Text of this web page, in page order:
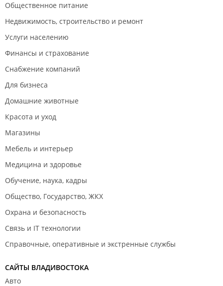
Общественное питание
Недвижимость, строительство и ремонт
Услуги населению
Финансы и страхование
Снабжение компаний
Для бизнеса
Домашние животные
Красота и уход
Магазины
Мебель и интерьер
Медицина и здоровье
Обучение, наука, кадры
Общество, Государство, ЖКХ
Охрана и безопасность
Связь и IT технологии
Справочные, оперативные и экстренные службы
САЙТЫ ВЛАДИВОСТОКА
Авто